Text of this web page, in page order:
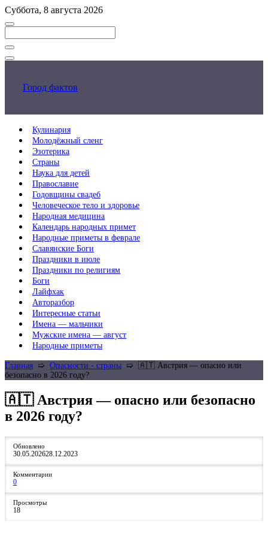
Перейти
к
контенту
Суббота, 8 августа 2026
Закрыть
Город фактов
Кулинария
Молодёжный сленг
Эзотерика
Страны
Наука для детей
Православие
Годовщины свадеб
Человеческое тело и здоровье
Народная медицина
Календарь народных примет
Народные приметы в феврале
Славянские Боги
Праздники в июле
Праздники по религиям
Боги
Лайфхак
Авторазбор
Интересные статьи
Имена — мальчики
Мужские имена — август
Народные приметы
Главная ➯ Опасности - страны ➯ 🇦🇹 Австрия — опасно или
безопасно в 2026 году?
🇦🇹 Австрия — опасно или безопасно
в 2026 году?
Обновлено
30.05.202628.12.2023
Комментарии
0
Просмотры
18